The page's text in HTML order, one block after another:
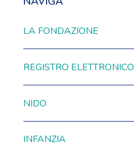
LA FONDAZIONE
REGISTRO ELETTRONICO
NIDO
INFANZIA